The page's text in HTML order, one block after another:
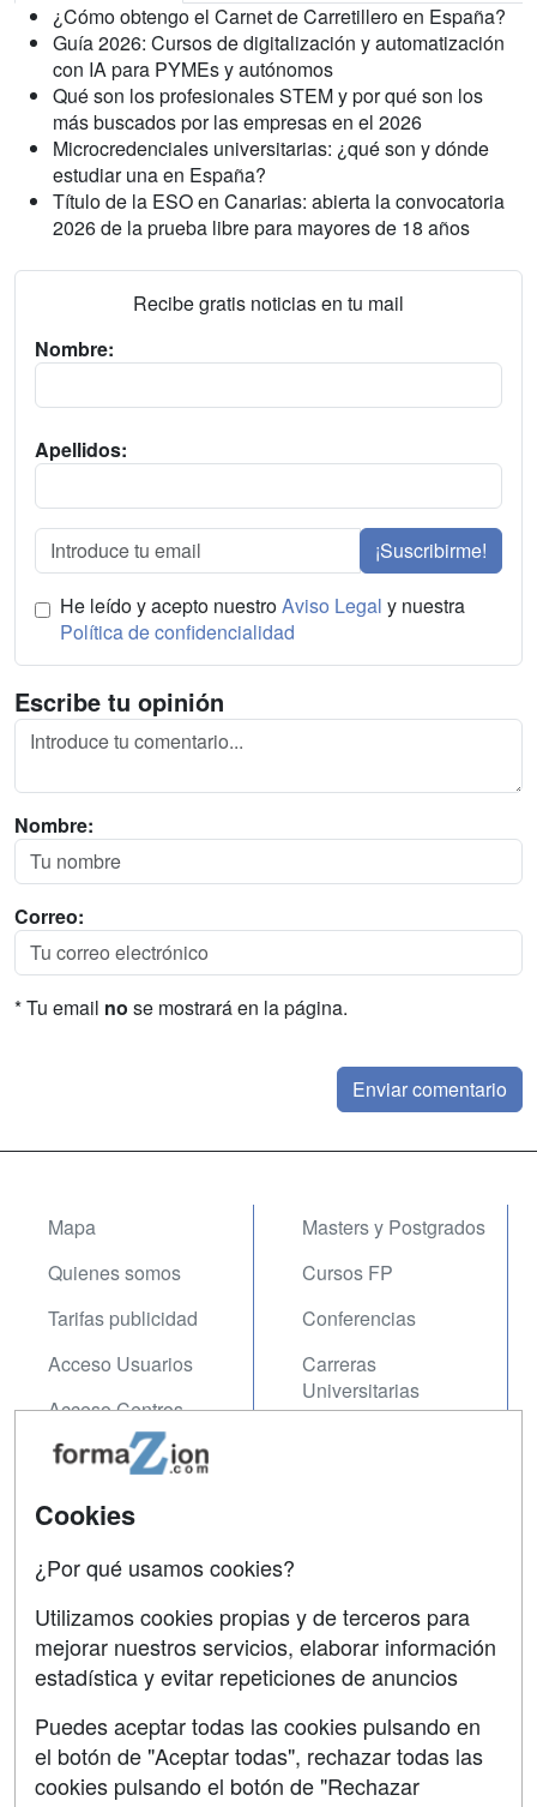
¿Cómo obtengo el Carnet de Carretillero en España?
Guía 2026: Cursos de digitalización y automatización
con IA para PYMEs y autónomos
Qué son los profesionales STEM y por qué son los
más buscados por las empresas en el 2026
Microcredenciales universitarias: ¿qué son y dónde
estudiar una en España?
Título de la ESO en Canarias: abierta la convocatoria
2026 de la prueba libre para mayores de 18 años
Recibe gratis noticias en tu mail
Nombre:
Apellidos:
¡Suscribirme!
He leído y acepto nuestroAviso Legal y nuestra
Política de confidencialidad
Escribe tu opinión
Nombre:
Correo:
* Tu email no se mostrará en la página.
Mapa
Quienes somos
Tarifas publicidad
Acceso Usuarios
Acceso Centros
Masters y Postgrados
Cursos FP
Conferencias
Carreras
Universitarias
Contactar
Copyleft
Grupo formazion:
Cookies
¿Por qué usamos cookies?
Utilizamos cookies propias y de terceros para
mejorar nuestros servicios, elaborar información
estadística y evitar repeticiones de anuncios
Puedes aceptar todas las cookies pulsando en
el botón de "Aceptar todas", rechazar todas las
cookies pulsando el botón de "Rechazar